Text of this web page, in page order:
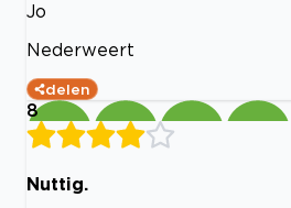
Jo
Nederweert
delen
8
Nuttig.